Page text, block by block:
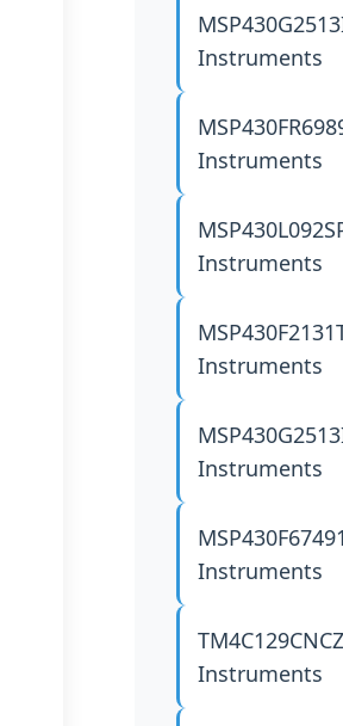
Instruments
Instruments
Instruments
Instruments
Instruments
Instruments
Instruments